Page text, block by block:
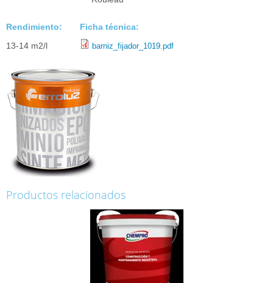
Rendimiento:
13-14 m2/l
Ficha técnica:
barniz_fijador_1019.pdf
Productos relacionados